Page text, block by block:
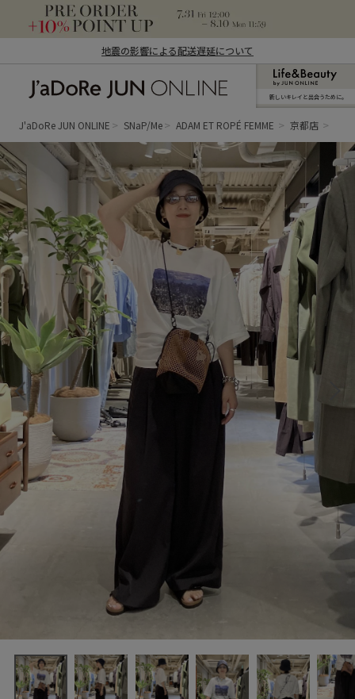
地震の影響による配送遅延について
ン オンライン）
新しいキレイと出合うために。
J'aDoRe JUN ONLINE SNaP/Me ADAM ET ROPÉ FEMME 京都店